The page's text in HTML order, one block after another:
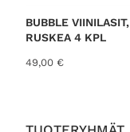
t
e
BUBBLE VIINILASIT,
RUSKEA 4 KPL
49,00 €